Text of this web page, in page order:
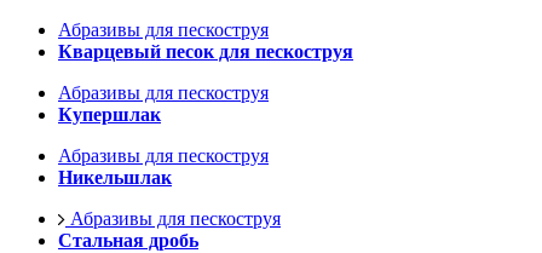
Абразивы для пескоструя
Кварцевый песок для пескоструя
Абразивы для пескоструя
Купершлак
Абразивы для пескоструя
Никельшлак
Абразивы для пескоструя
Стальная дробь